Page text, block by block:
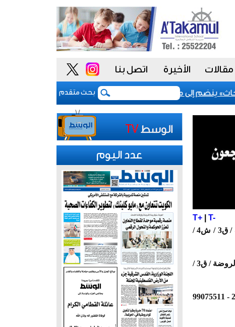
مقالات الأخيرة اتصل بنا
بحث متقدم
ينضم إلى مشروع «أداء» للسلوك الوظيفي لتعزيز «النزاهة
T+| T-
عبدالأمير جاسم عبدالرسول القلاف - 74 - شيع - الرجال: مسجد البحارنة / الدعية - النساء: العارضية / ق3 / ش4 /
عبدالكريم غلوم حسين التركماني - 85 - شيع - الرجال: بيان / مسجد الامام الحسن /(صباحاً) - النساء: الروضة / ق3 /
علي محمد علي الفرج - 89 - شيع - الرجال: حطين / ق2 / ش213 / م6 - النساء: السرة / ق4 / ش9 / م28 - 99075511
عدد اليوم